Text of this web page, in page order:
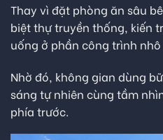
Thay vì đặt phòng ăn sâu
biệt thự truyền thống, kiến
uống ở phần công trình
Nhờ đó, không gian dùng
sáng tự nhiên cùng tầm
phía trước.